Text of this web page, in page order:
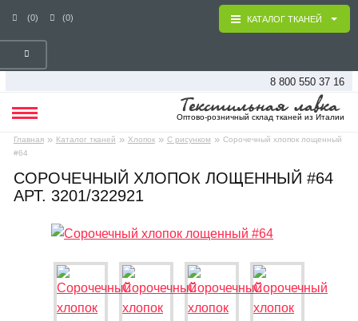
(0) (0)
8 800 550 37 16
Оптово-розничный склад тканей из Италии
Главная » Каталог тканей » Хлопок » С рисунком » Сорочечный хлопок лощенный
#64
КАТАЛОГ ТКАНЕЙ
СОРОЧЕЧНЫЙ ХЛОПОК ЛОЩЕННЫЙ #64
АРТ. 3201/322921